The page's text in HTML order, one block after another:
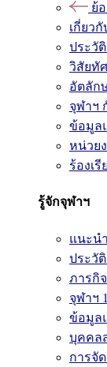
ย้
เกี่ยว
ประวั
วิสัยทั
อัตลัก
จุฬาฯ
ข้อมูล
หน่วย
ร้องเ
รู้จักจุฬาฯ
แนะน
ประวั
ภารกิ
จุฬาฯ
ข้อมูล
บุคคล
การจั